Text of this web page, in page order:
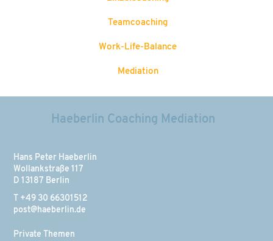
Teamcoaching
Work-Life-Balance
Mediation
Haeberlin Coaching Mediation
Hans Peter Haeberlin
Wollankstraße 117
D 13187 Berlin
T +49 30 66301512
post@haeberlin.de
Private Themen